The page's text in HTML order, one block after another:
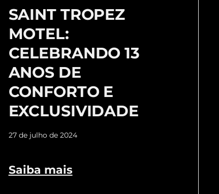
SAINT TROPEZ
MOTEL:
CELEBRANDO 13
ANOS DE
CONFORTO E
EXCLUSIVIDADE
27 de julho de 2024
Saiba mais